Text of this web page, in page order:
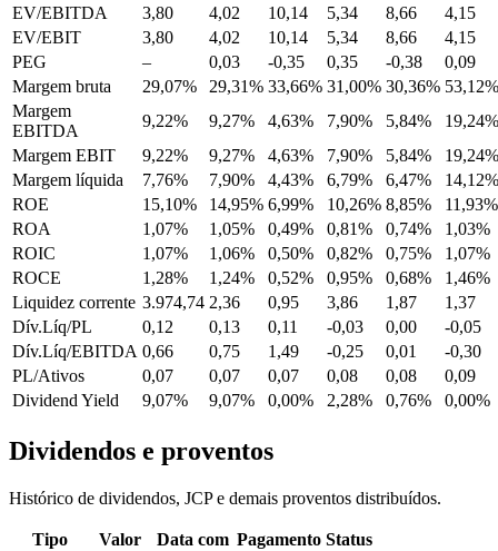
EV/EBITDA
3,80 4,02 10,14 5,34 8,66
4,15
EV/EBIT
3,80 4,02 10,14 5,34 8,66
4,15
PEG
– 0,03 -0,35 0,35 -0,38
0,09
Margem bruta
29,07% 29,31% 33,66% 31,00% 30,36% 53,12%
Margem
EBITDA
9,22% 9,27% 4,63% 7,90% 5,84%
19,24%
Margem EBIT
9,22% 9,27% 4,63% 7,90% 5,84%
19,24%
Margem líquida
7,76% 7,90% 4,43% 6,79% 6,47%
14,12%
ROE
15,10% 14,95% 6,99% 10,26% 8,85%
11,93%
ROA
1,07% 1,05% 0,49% 0,81% 0,74%
1,03%
ROIC
1,07% 1,06% 0,50% 0,82% 0,75%
1,07%
ROCE
1,28% 1,24% 0,52% 0,95% 0,68%
1,46%
Liquidez corrente 3.974,74 2,36 0,95 3,86 1,87
1,37
Dív.Líq/PL
0,12 0,13 0,11 -0,03 0,00
-0,05
Dív.Líq/EBITDA 0,66 0,75 1,49 -0,25 0,01
-0,30
PL/Ativos
0,07 0,07 0,07 0,08 0,08
0,09
Dividend Yield
9,07% 9,07% 0,00% 2,28% 0,76% 0,00%
Dividendos e proventos
Histórico de dividendos, JCP e demais proventos distribuídos.
Tipo Valor Data com Pagamento Status